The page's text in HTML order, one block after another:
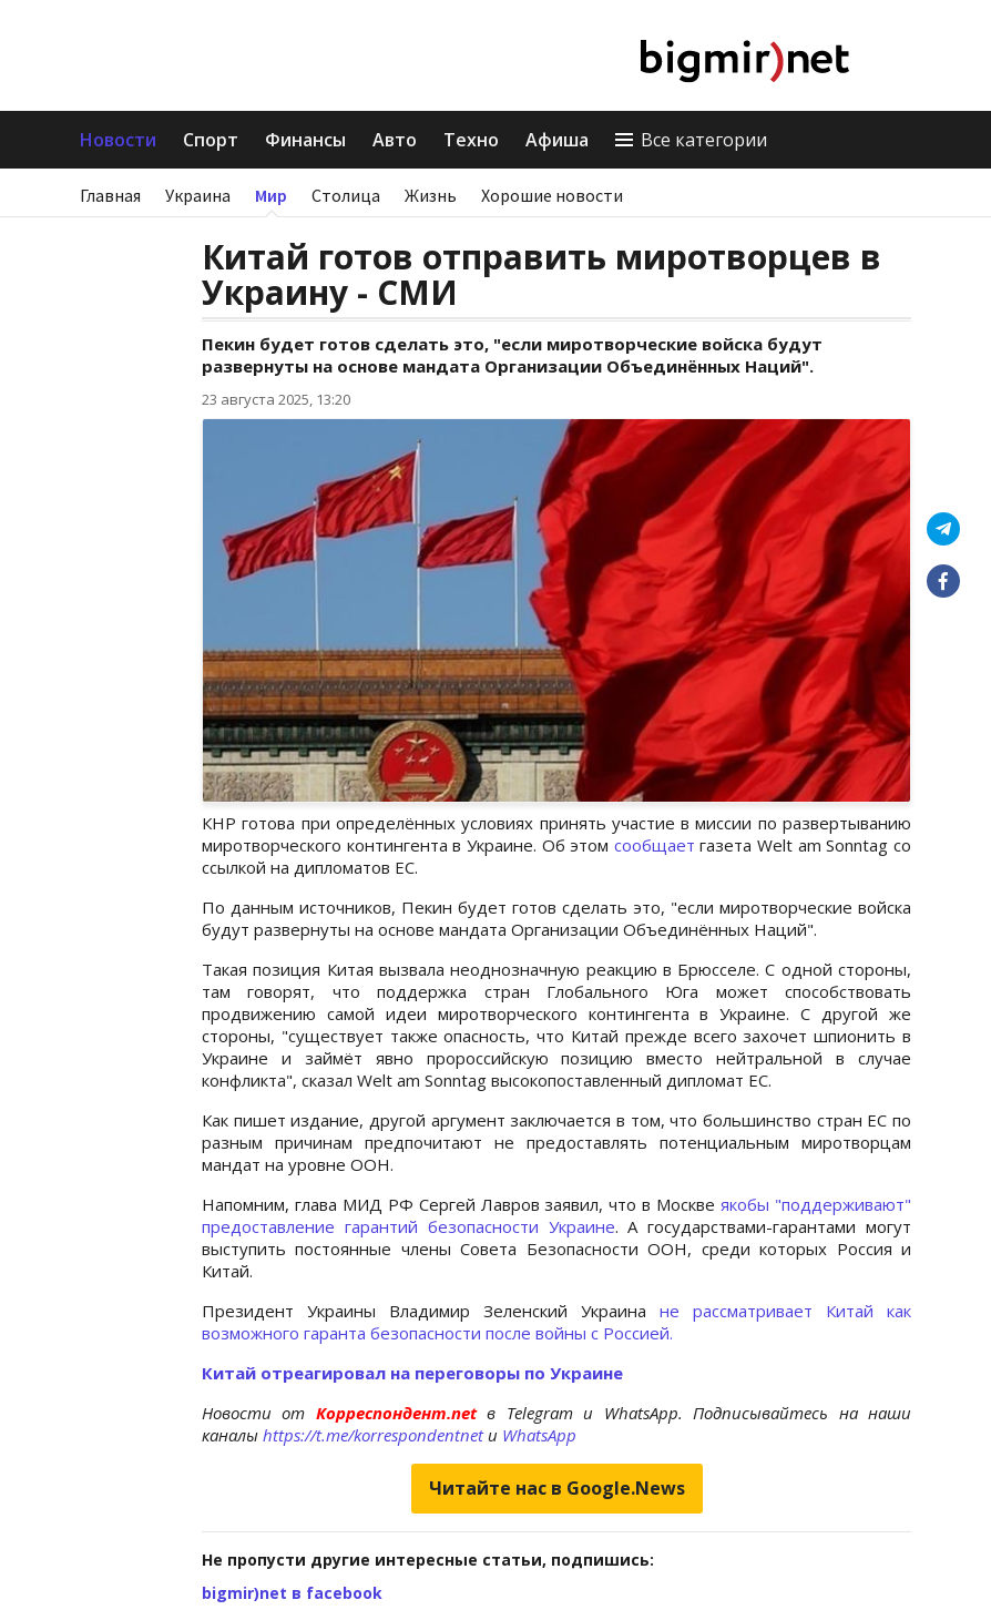
Новости Спорт Финансы Авто Техно Афиша Все категории
Главная Украина Мир Столица Жизнь Хорошие новости
Китай готов отправить миротворцев в
Украину - СМИ
Пекин будет готов сделать это, "если миротворческие войска будут
развернуты на основе мандата Организации Объединённых Наций".
23 августа 2025, 13:20
КНР готова при определённых условиях принять участие в миссии по развертыванию
миротворческого контингента в Украине. Об этом сообщает газета Welt am Sonntag со
ссылкой на дипломатов ЕС.
По данным источников, Пекин будет готов сделать это, "если миротворческие войска
будут развернуты на основе мандата Организации Объединённых Наций".
Такая позиция Китая вызвала неоднозначную реакцию в Брюсселе. С одной стороны,
там говорят, что поддержка стран Глобального Юга может способствовать
продвижению самой идеи миротворческого контингента в Украине. С другой же
стороны, "существует также опасность, что Китай прежде всего захочет шпионить в
Украине и займёт явно пророссийскую позицию вместо нейтральной в случае
конфликта", сказал Welt am Sonntag высокопоставленный дипломат ЕС.
Как пишет издание, другой аргумент заключается в том, что большинство стран ЕС по
разным причинам предпочитают не предоставлять потенциальным миротворцам
мандат на уровне ООН.
Напомним, глава МИД РФ Сергей Лавров заявил, что в Москвеякобы "поддерживают"
предоставление гарантий безопасности Украине. А государствами-гарантами могут
выступить постоянные члены Совета Безопасности ООН, среди которых Россия и
Китай.
Президент Украины Владимир Зеленский Украина не рассматривает Китай как
возможного гаранта безопасности после войны с Россией.
Китай отреагировал на переговоры по Украине
Новости от Корреспондент.netв Telegram и WhatsApp. Подписывайтесь на наши
каналы https://t.me/korrespondentnetи WhatsApp
Читайте нас в Google.News
Не пропусти другие интересные статьи, подпишись:
bigmir)net в facebook